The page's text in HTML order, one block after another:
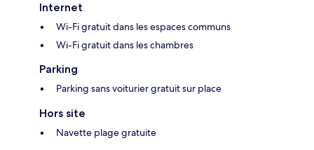
Internet
Wi-Fi gratuit dans les espaces communs
Wi-Fi gratuit dans les chambres
Parking
Parking sans voiturier gratuit sur place
Hors site
Navette plage gratuite